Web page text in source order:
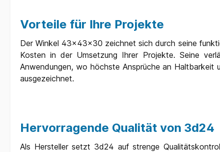
Vorteile für Ihre Projekte
Der Winkel 43x43x30 zeichnet sich durch seine
Kosten in der Umsetzung Ihrer Projekte. Seine
Anwendungen, wo höchste Ansprüche an
ausgezeichnet.
Hervorragende Qualität von 3d24
Als Hersteller setzt 3d24 auf strenge